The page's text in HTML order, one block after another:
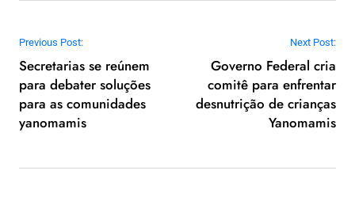
Navegação de Post
Previous Post:
Secretarias se reúnem
para debater soluções
para as comunidades
yanomamis
Next Post:
Governo Federal cria
comitê para enfrentar
desnutrição de crianças
Yanomamis